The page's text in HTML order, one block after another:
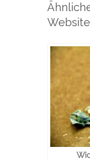
Website